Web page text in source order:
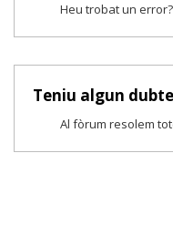
Heu trobat un
Teniu algun
Al fòrum resolem